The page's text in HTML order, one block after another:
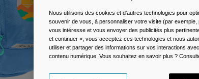
Nous utilisons des cookies et d'autres technologies pour
souvenir de vous, à personnaliser votre visite (par
vous intéresse et vous envoyer des publicités plus
et continuer », vous acceptez ces technologies et nous
utiliser et partager des informations sur vos interactions
contenu numérique. Vous souhaitez en savoir plus ?